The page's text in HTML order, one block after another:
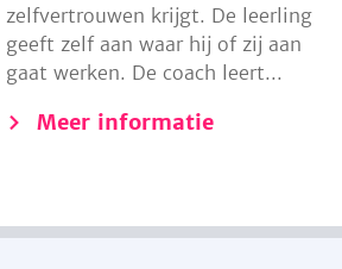
zelfvertrouwen krijgt. De leerling
geeft zelf aan waar hij of zij aan
gaat werken. De coach leert...
Meer informatie